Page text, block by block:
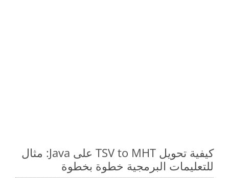
كيفية تحويل TSV to MHT على Java: مثال
للتعليمات البرمجية خطوة بخطوة